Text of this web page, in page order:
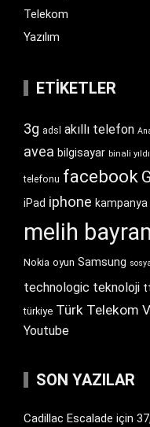
Telekom
Yazılım
ETIKETLER
3g adsl akıllı telefon
avea bilgisayar binali
telefonu facebook
iPad iphone kampanya
melih
Nokia oyun Samsung
technologic teknoloji
türkiye Türk Telekom
Youtube
SON YAZILAR
Cadillac Escalade için